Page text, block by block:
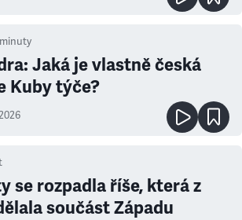
minuty
Jaká je vlastně česká
Kuby týče?
se rozpadla říše, která z
součást Západu